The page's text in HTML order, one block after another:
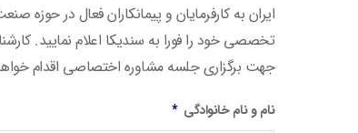
ایران به کارفرمایان و پیمانکاران فعال در حوزه
تخصصی خود را فورا به سندیکا اعلام نمایید.
جهت برگزاری جلسه مشاوره اختصاصی اقدام
نام و نام خانوادگی *